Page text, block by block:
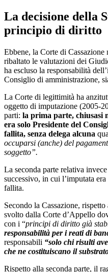
La decisione della
principio di diritto
Ebbene, la Corte di
ribaltato le valutazioni dei
ha escluso la responsabilità
Consiglio di amministrazione,
La Corte di legittimità ha
oggetto di imputazione (2005-
parti: la prima parte, chiusasi
era solo Presidente del
fallita, senza delega alcuna
occuparsi (anche) del
soggetto”.
La seconda parte relativa
successivo, in cui l’imputata
fallita.
Secondo la Cassazione,
svolto dalla Corte d’Appello
con i “principi di diritto già
responsabilità per i reati di
responsabili “solo chi risulti
che ne costituiscano il
Rispetto alla seconda parte, il